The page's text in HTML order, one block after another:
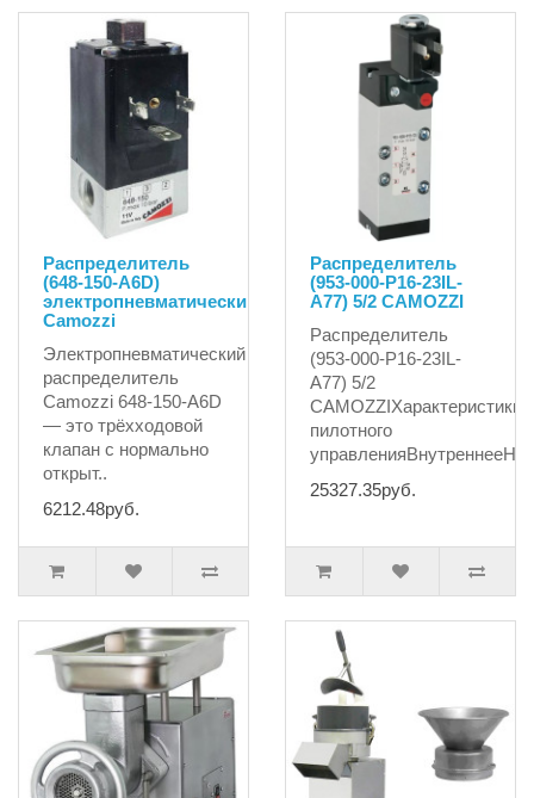
мм, уплотнение: FKM,
кор..
41850.00руб.
Распределитель
(648-150-A6D)
электропневматический
Camozzi
Электропневматический
распределитель
Camozzi 648-150-A6D
— это трёхходовой
клапан с нормально
открыт..
6212.48руб.
Распределитель
(953-000-P16-23IL-
A77) 5/2 CAMOZZI
Распределитель
(953-000-P16-23IL-
A77) 5/2
пилотного
управленияВнутреннееНо..
25327.35руб.